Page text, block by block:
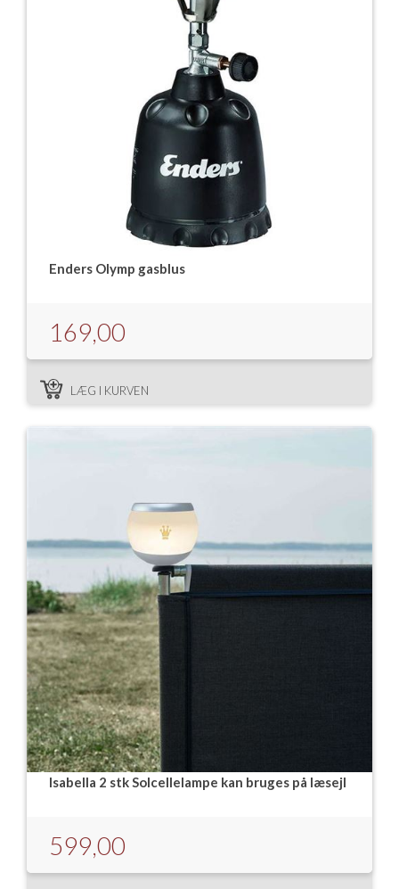
Enders Olymp gasblus
169,00
LÆG I KURVEN
Isabella 2 stk Solcellelampe kan bruges på læsejl
599,00